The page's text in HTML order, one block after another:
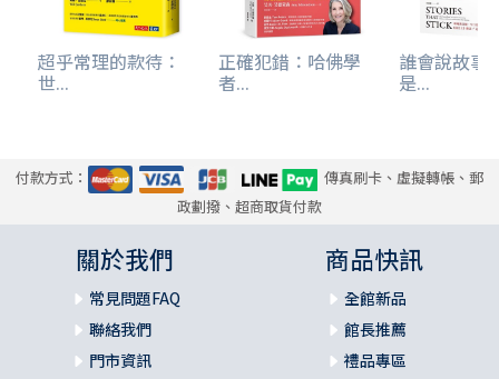
超乎常理的款待：
世...
正確犯錯：哈佛學
者...
誰會說故事
是...
付款方式：
傳真刷卡、虛擬轉帳、郵
政劃撥、超商取貨付款
關於我們
常見問題FAQ
聯絡我們
門市資訊
商品快訊
全館新品
館長推薦
禮品專區